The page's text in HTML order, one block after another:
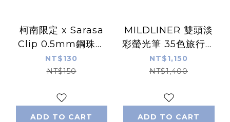
柯南限定 x Sarasa
Clip 0.5mm鋼珠筆
黑色
NT$130
NT$150
ADD TO CART
MILDLINER 雙頭淡
彩螢光筆 35色旅行組
｜ZEBRA
NT$1,150
NT$1,400
ADD TO CART